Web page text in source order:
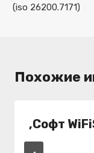
(iso 26200.7171)
Похожие
,Софт